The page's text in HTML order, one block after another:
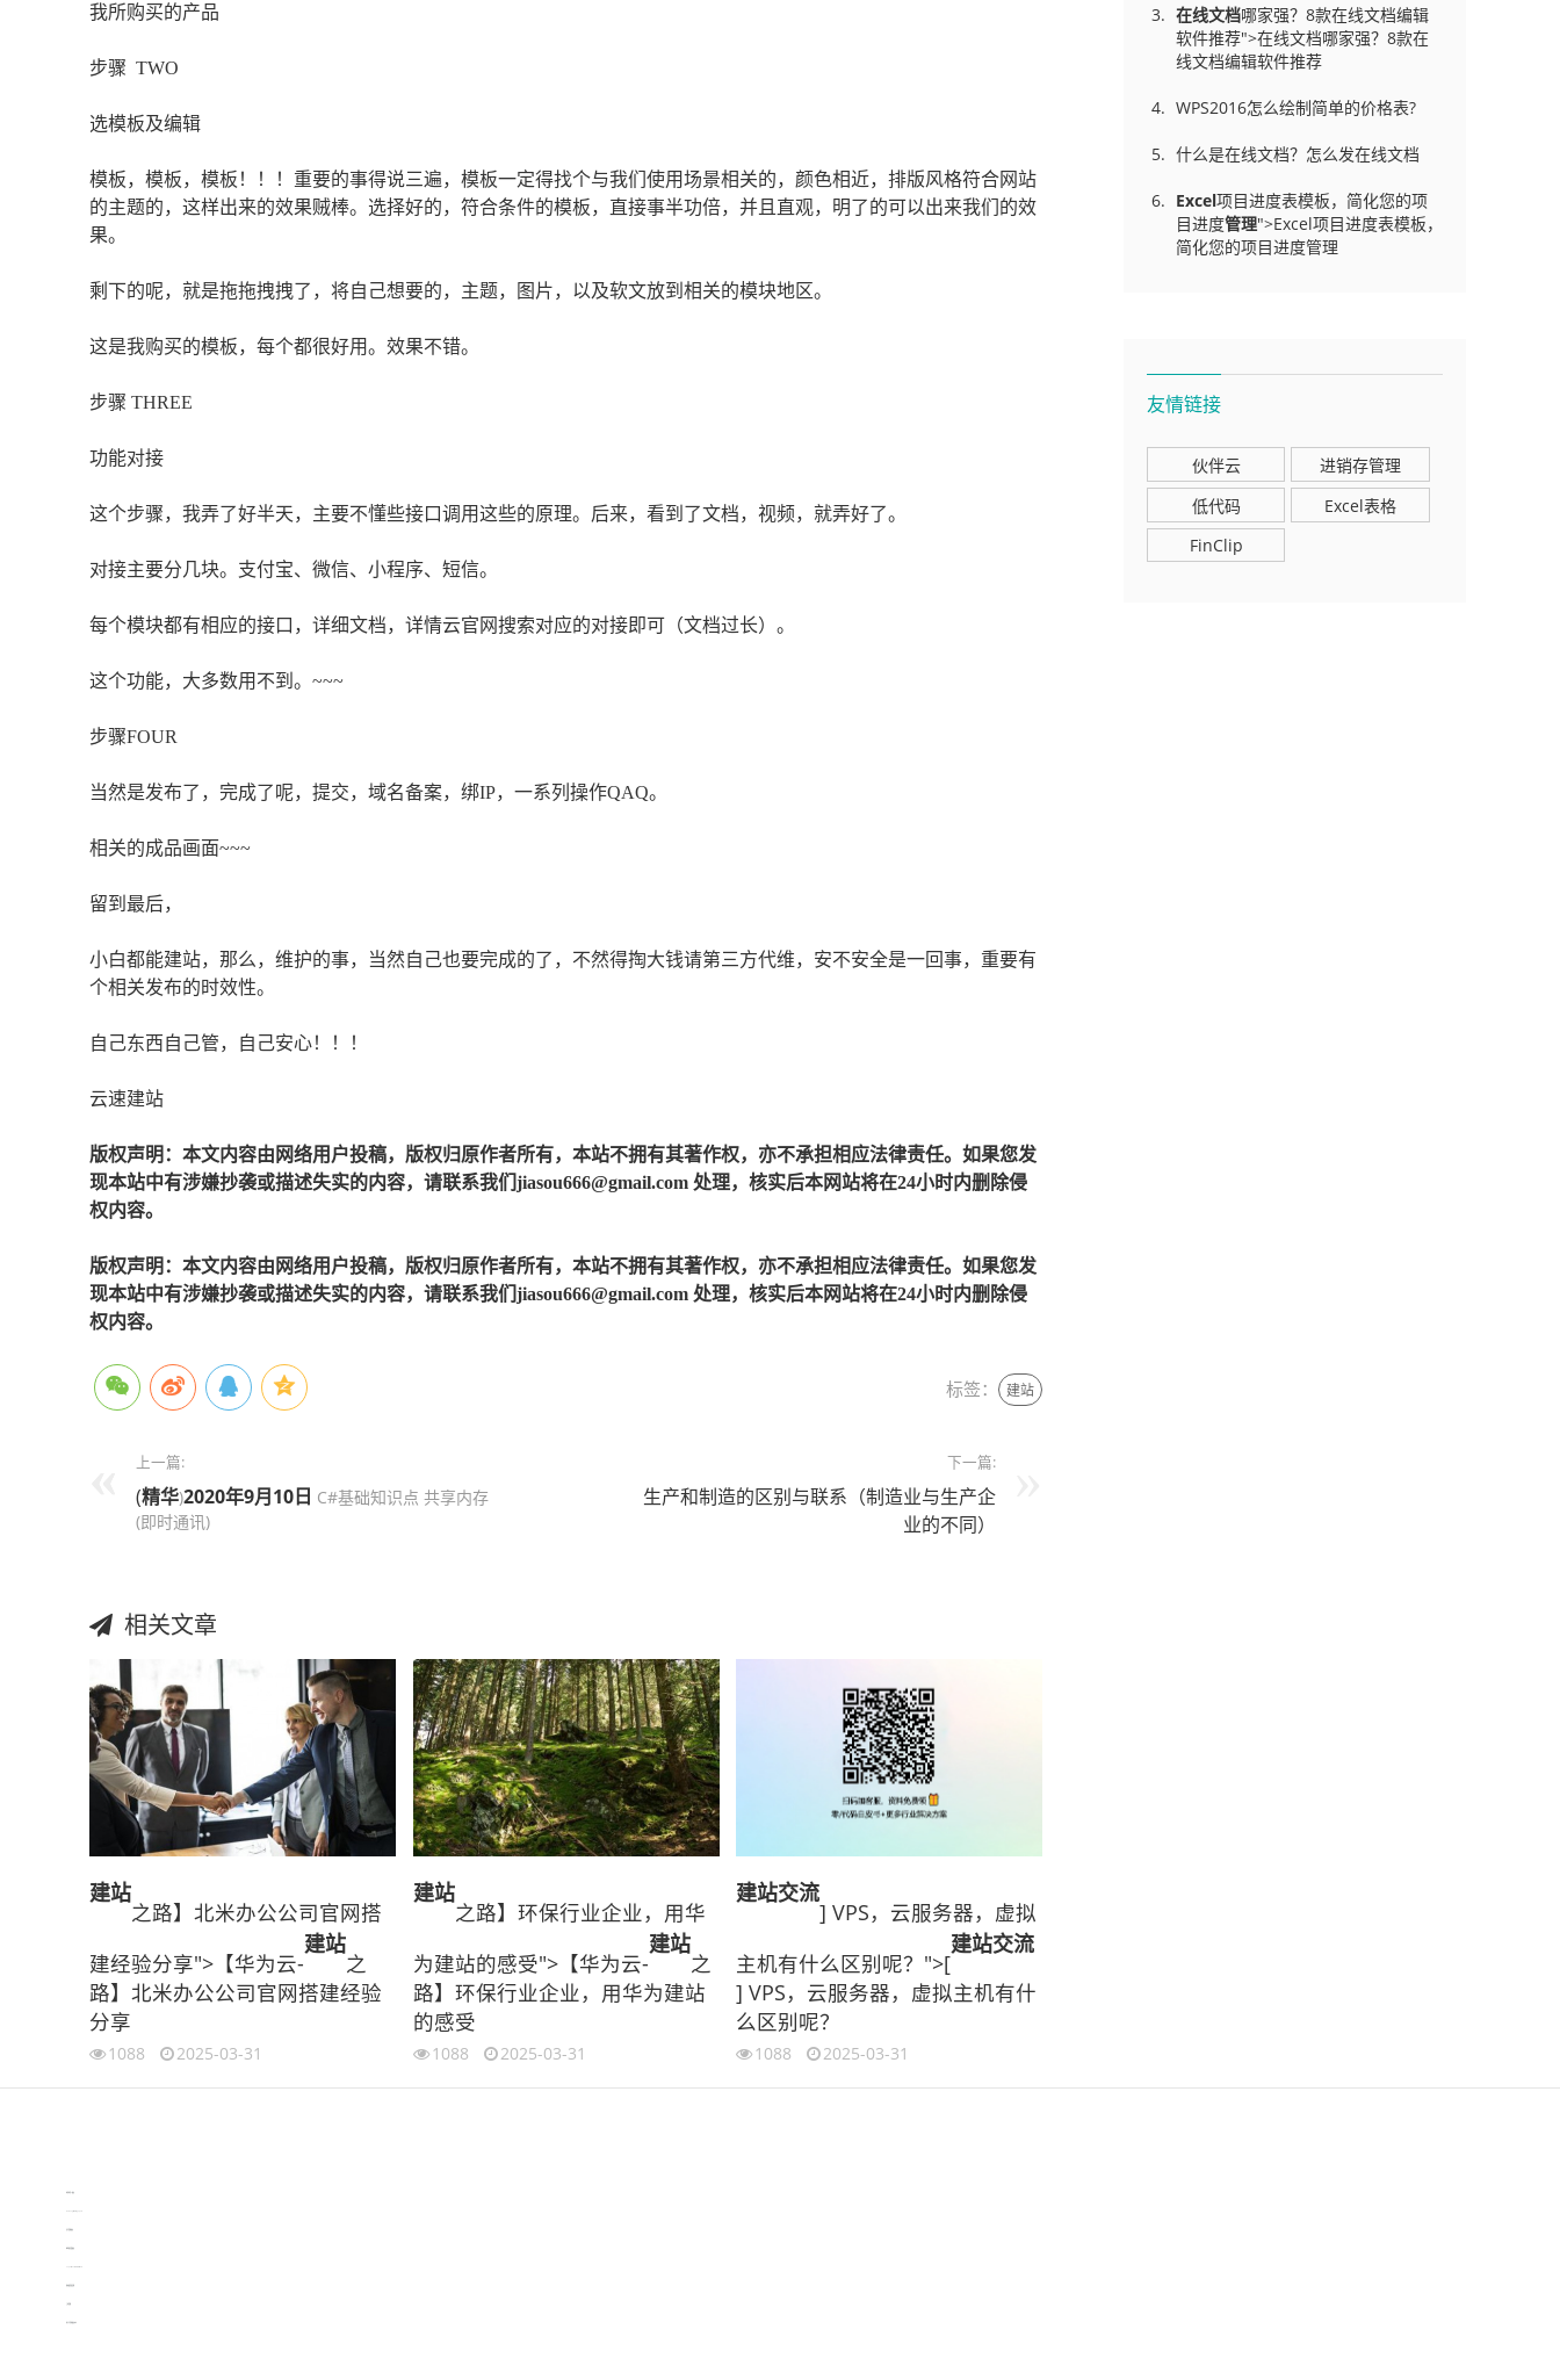
我所购买的产品
步骤 TWO
选模板及编辑
模板，模板，模板！！！重要的事得说三遍，模板一定得找个与我们使用场景相关的，颜色相近，排版风格符合网站
的主题的，这样出来的效果贼棒。选择好的，符合条件的模板，直接事半功倍，并且直观，明了的可以出来我们的效
果。
剩下的呢，就是拖拖拽拽了，将自己想要的，主题，图片，以及软文放到相关的模块地区。
这是我购买的模板，每个都很好用。效果不错。
步骤 THREE
功能对接
这个步骤，我弄了好半天，主要不懂些接口调用这些的原理。后来，看到了文档，视频，就弄好了。
对接主要分几块。支付宝、微信、小程序、短信。
每个模块都有相应的接口，详细文档，详情云官网搜索对应的对接即可（文档过长）。
这个功能，大多数用不到。~~~
步骤FOUR
当然是发布了，完成了呢，提交，域名备案，绑IP，一系列操作QAQ。
相关的成品画面~~~
留到最后，
小白都能建站，那么，维护的事，当然自己也要完成的了，不然得掏大钱请第三方代维，安不安全是一回事，重要有
个相关发布的时效性。
自己东西自己管，自己安心！！！
云速建站
版权声明：本文内容由网络用户投稿，版权归原作者所有，本站不拥有其著作权，亦不承担相应法律责任。如果您发
现本站中有涉嫌抄袭或描述失实的内容，请联系我们jiasou666@gmail.com 处理，核实后本网站将在24小时内删除侵
权内容。
版权声明：本文内容由网络用户投稿，版权归原作者所有，本站不拥有其著作权，亦不承担相应法律责任。如果您发
现本站中有涉嫌抄袭或描述失实的内容，请联系我们jiasou666@gmail.com 处理，核实后本网站将在24小时内删除侵
权内容。
标签： 建站
上一篇:
(精华)2020年9月10日 C#基础知识点 共享内存
(即时通讯)
下一篇:
生产和制造的区别与联系（制造业与生产企
业的不同）
相关文章
建站
之路】北米办公公司官网搭
建经验分享">【华为云-
建站
之
路】北米办公公司官网搭建经验
分享
1088 2025-03-31
建站
之路】环保行业企业，用华
为建站的感受">【华为云-
建站
之
路】环保行业企业，用华为建站
的感受
1088 2025-03-31
建站交流
] VPS，云服务器，虚拟
主机有什么区别呢？">[
建站交流
] VPS，云服务器，虚拟主机有什
么区别呢？
1088 2025-03-31
在线文档哪家强？8款在线文档编辑
软件推荐">在线文档哪家强？8款在
线文档编辑软件推荐
WPS2016怎么绘制简单的价格表?
什么是在线文档？怎么发在线文档
Excel项目进度表模板，简化您的项
目进度管理">Excel项目进度表模板，
简化您的项目进度管理
友情链接
伙伴云
进销存管理
低代码
Excel表格
FinClip